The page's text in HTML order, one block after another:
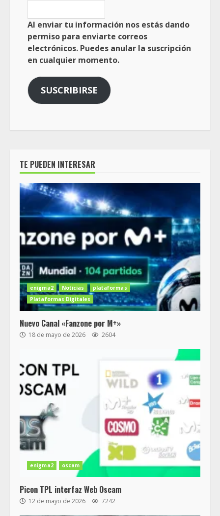
Al enviar tu información nos estás dando
permiso para enviarte correos
electrónicos. Puedes anular la suscripción
en cualquier momento.
SUSCRIBIRSE
TE PUEDEN INTERESAR
enigma2 Noticias
plataformas
Plataformas Digitales
Nuevo Canal «Fanzone por M+»
18 de mayo de 2026 2604
enigma2 oscam
Picon TPL interfaz Web Oscam
12 de mayo de 2026 7242